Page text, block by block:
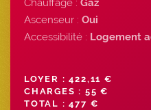
Chauffage : Gaz
Ascenseur : Oui
Accessibilité : Logement
LOYER : 422,11 €
CHARGES : 55 €
TOTAL : 477 €